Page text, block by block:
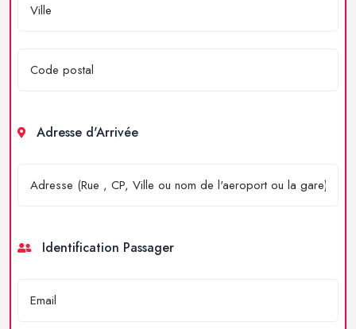
Adresse d'Arrivée
Identification Passager